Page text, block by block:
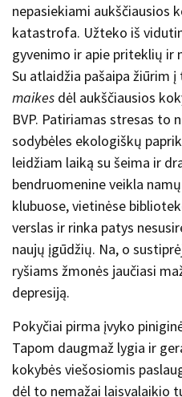
nepasiekiami aukščiausios
katastrofa. Užteko iš
gyvenimo ir apie priteklių
Su atlaidžia pašaipa žiūrim į
maikes dėl aukščiausios
BVP. Patiriamas stresas to
sodybėles ekologiškų
leidžiam laiką su šeima ir
bendruomenine veikla
klubuose, vietinėse
verslas ir rinka patys
naujų įgūdžių. Na, o
ryšiams žmonės jaučiasi
depresiją.
Pokyčiai pirma įvyko
Tapom daugmaž lygia ir
kokybės viešosiomis
dėl to nemažai laisvalaikio